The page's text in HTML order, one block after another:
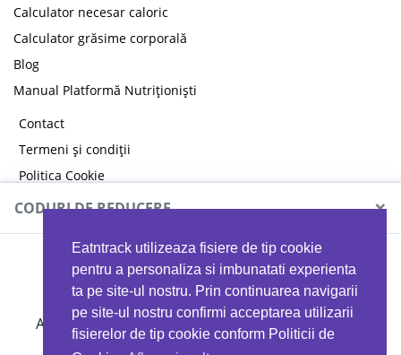
Eatntrack utilizeaza fisiere de tip cookie
pentru a personaliza si imbunatati experienta
ta pe site-ul nostru. Prin continuarea navigarii
pe site-ul nostru confirmi acceptarea utilizarii
fisierelor de tip cookie conform Politicii de
Calculator necesar caloric
Calculator grăsime corporală
Blog
Manual Platformă Nutriționiști
Contact
Termeni și condiții
Politica Cookie
Politica de confidențialitate
CODURI DE REDUCERE ×
MYPROTEIN
Ai 40%reducere la orice comandă folosind codul
EATTRACK